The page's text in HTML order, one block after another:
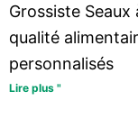
Grossiste
qualité
personnalisés
Lire plus "